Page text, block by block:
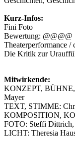
Kurz-Infos:
Fini Foto
Bewertung: @@@@
Theaterperformance /
Die Kritik zur
Mitwirkende:
KONZEPT,
Mayer
TEXT, STIMME:
KOMPOSITION,
FOTO: Steffi
LICHT: Theresia